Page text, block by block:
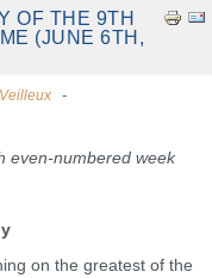
OF THE 9TH
(JUNE 6TH,
even-numbered week
on the greatest of the